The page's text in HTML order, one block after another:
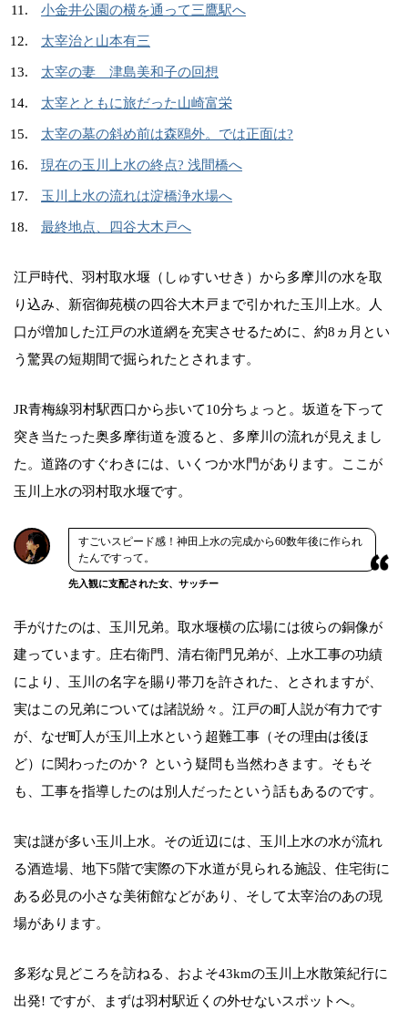
小金井公園の横を通って三鷹駅へ
太宰治と山本有三
太宰の妻 津島美和子の回想
太宰とともに旅だった山崎富栄
太宰の墓の斜め前は森鴎外。では正面は?
現在の玉川上水の終点? 浅間橋へ
玉川上水の流れは淀橋浄水場へ
最終地点、四谷大木戸へ
江戸時代、羽村取水堰（しゅすいせき）から多摩川の水を取
り込み、新宿御苑横の四谷大木戸まで引かれた玉川上水。人
口が増加した江戸の水道網を充実させるために、約8ヵ月とい
う驚異の短期間で掘られたとされます。
JR青梅線羽村駅西口から歩いて10分ちょっと。坂道を下って
突き当たった奥多摩街道を渡ると、多摩川の流れが見えまし
た。道路のすぐわきには、いくつか水門があります。ここが
玉川上水の羽村取水堰です。
すごいスピード感！神田上水の完成から60数年後に作られ
たんですって。
先入観に支配された女、サッチー
手がけたのは、玉川兄弟。取水堰横の広場には彼らの銅像が
建っています。庄右衛門、清右衛門兄弟が、上水工事の功績
により、玉川の名字を賜り帯刀を許された、とされますが、
実はこの兄弟については諸説紛々。江戸の町人説が有力です
が、なぜ町人が玉川上水という超難工事（その理由は後ほ
ど）に関わったのか？ という疑問も当然わきます。そもそ
も、工事を指導したのは別人だったという話もあるのです。
実は謎が多い玉川上水。その近辺には、玉川上水の水が流れ
る酒造場、地下5階で実際の下水道が見られる施設、住宅街に
ある必見の小さな美術館などがあり、そして太宰治のあの現
場があります。
多彩な見どころを訪ねる、およそ43kmの玉川上水散策紀行に
出発! ですが、まずは羽村駅近くの外せないスポットへ。